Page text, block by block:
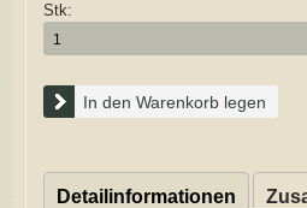
Stk:
In den Warenkorb legen
Detailinformationen